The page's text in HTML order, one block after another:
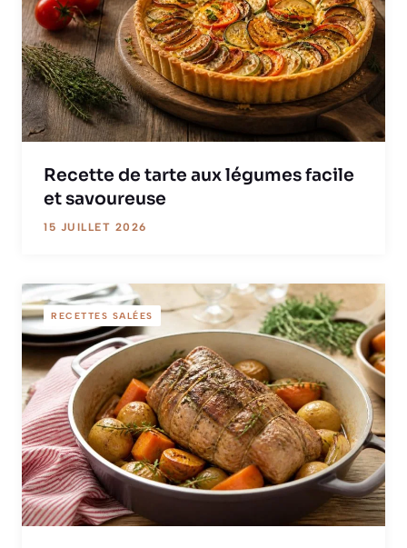
Recette de tarte aux légumes facile
et savoureuse
15 JUILLET 2026
RECETTES SALÉES